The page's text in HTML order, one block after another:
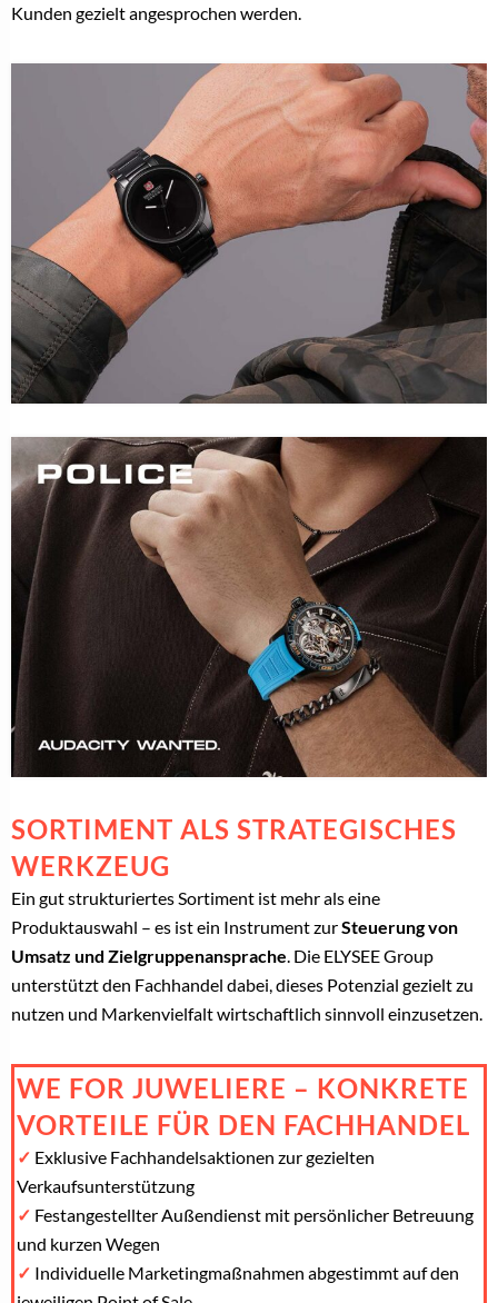
Kunden gezielt angesprochen werden.
SORTIMENT ALS STRATEGISCHES
WERKZEUG
Ein gut strukturiertes Sortiment ist mehr als eine
Produktauswahl – es ist ein Instrument zurSteuerung von
Umsatz und Zielgruppenansprache. Die ELYSEE Group
unterstützt den Fachhandel dabei, dieses Potenzial gezielt zu
nutzen und Markenvielfalt wirtschaftlich sinnvoll einzusetzen.
WE FOR JUWELIERE – KONKRETE
VORTEILE FÜR DEN FACHHANDEL
✓ Exklusive Fachhandelsaktionen zur gezielten
Verkaufsunterstützung
✓ Festangestellter Außendienst mit persönlicher Betreuung
und kurzen Wegen
✓ Individuelle Marketingmaßnahmen abgestimmt auf den